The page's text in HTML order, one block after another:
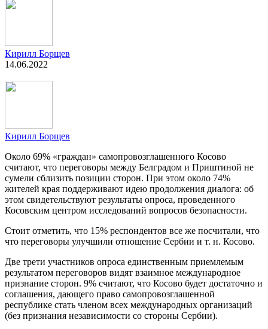
Кирилл Борщев
14.06.2022
Кирилл Борщев
Около 69% «граждан» самопровозглашенного Косово
считают, что переговоры между Белградом и Приштиной не
сумели сблизить позиции сторон. При этом около 74%
жителей края поддерживают идею продолжения диалога: об
этом свидетельствуют результаты опроса, проведенного
Косовским центром исследований вопросов безопасности.
Стоит отметить, что 15% респондентов все же посчитали, что
что переговоры улучшили отношение Сербии и т. н. Косово.
Две трети участников опроса единственным приемлемым
результатом переговоров видят взаимное международное
признание сторон. 9% считают, что Косово будет достаточно и
соглашения, дающего право самопровозглашенной
республике стать членом всех международных организаций
(без признания независимости со стороны Сербии).